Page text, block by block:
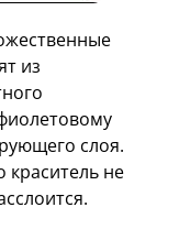
из
слоя.
краситель не